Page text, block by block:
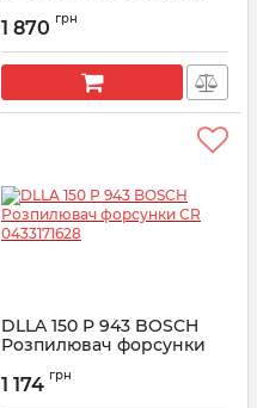
Артикул:
1 870 грн
DLLA 150 P 943 BOSCH
Розпилювач форсунки
Артикул:
1 174 грн